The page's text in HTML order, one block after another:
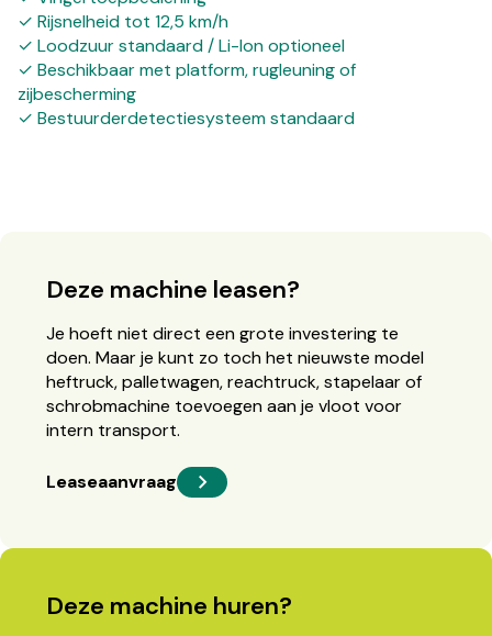
✓ Rijsnelheid tot 12,5 km/h
✓ Loodzuur standaard / Li-Ion optioneel
✓ Beschikbaar met platform, rugleuning of
zijbescherming
✓ Bestuurderdetectiesysteem standaard
Deze machine leasen?
Je hoeft niet direct een grote investering te
doen. Maar je kunt zo toch het nieuwste model
heftruck, palletwagen, reachtruck, stapelaar of
schrobmachine toevoegen aan je vloot voor
intern transport.
Leaseaanvraag
Deze machine huren?